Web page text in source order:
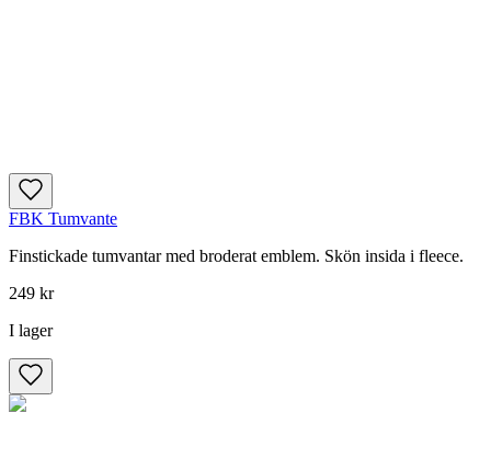
FBK Tumvante
Finstickade tumvantar med broderat emblem. Skön insida i fleece.
249 kr
I lager